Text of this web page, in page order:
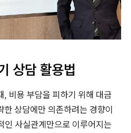
상담 활용법
, 비용 부담을 피하기 위해 대금
한 상담에만 의존하려는 경향이
인 사실관계만으로 이루어지는